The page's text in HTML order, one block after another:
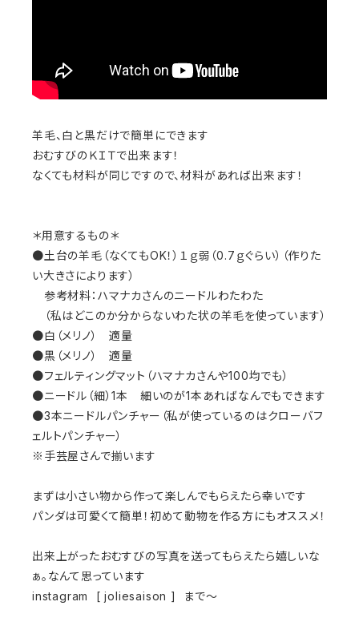
羊毛、白と黒だけで簡単にできます
おむすびのＫＩＴで出来ます！
なくても材料が同じですので、材料があれば出来ます！
＊用意するもの＊
●土台の羊毛（なくてもOK！）１ｇ弱（0.7ｇぐらい）（作りた
い大きさによります）
参考材料：ハマナカさんのニードルわたわた
（私はどこのか分からないわた状の羊毛を使っています）
●白（メリノ） 適量
●黒（メリノ） 適量
●フェルティングマット（ハマナカさんや100均でも）
●ニードル（細）1本 細いのが1本あればなんでもできます
●3本ニードルパンチャー（私が使っているのはクローバフ
ェルトパンチャー）
※手芸屋さんで揃います
まずは小さい物から作って楽しんでもらえたら幸いです
パンダは可愛くて簡単！初めて動物を作る方にもオススメ！
出来上がったおむすびの写真を送ってもらえたら嬉しいな
ぁ。なんて思っています
instagram [ joliesaison ] まで～